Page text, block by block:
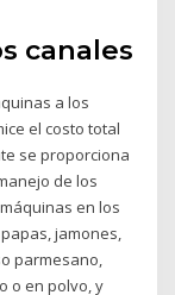
canales
a los
el costo total
se proporciona
de los
en los
jamones,
parmesano,
o en polvo, y